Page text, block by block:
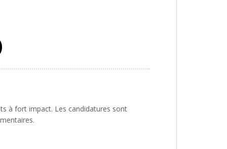
à fort impact. Les candidatures sont